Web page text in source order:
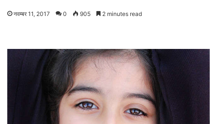
नवम्बर 11, 2017 0 905 2 minutes read